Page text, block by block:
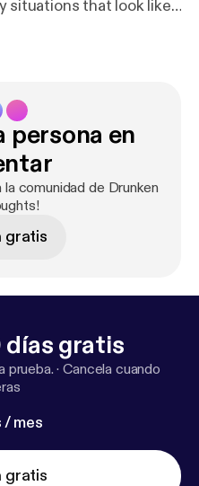
situations that look like
(Mornar); Mark (Dr.
[https://instagra
persona en
comunidad de Drunken
gratis
gratis
prueba. ·Cancela cuando
mes
gratis